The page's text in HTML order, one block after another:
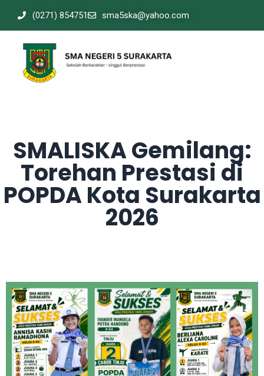
(0271) 854751 sma5ska@yahoo.com
SMALISKA Gemilang:
Torehan Prestasi di
POPDA Kota Surakarta
2026